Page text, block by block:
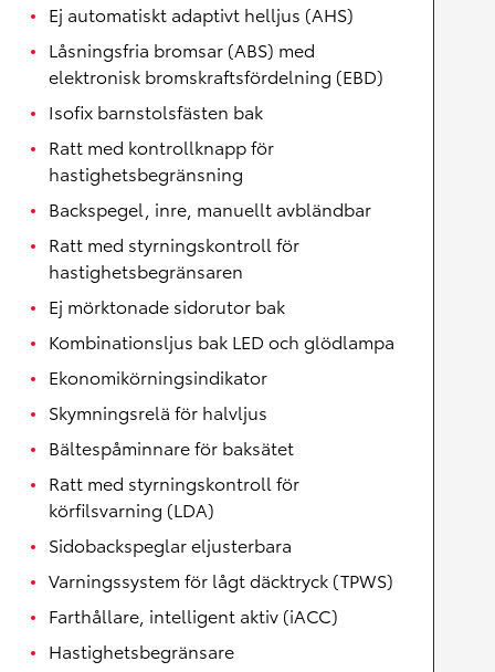
Ej automatiskt adaptivt helljus (AHS)
Låsningsfria bromsar (ABS) med
elektronisk bromskraftsfördelning (EBD)
Isofix barnstolsfästen bak
Ratt med kontrollknapp för
hastighetsbegränsning
Backspegel, inre, manuellt avbländbar
Ratt med styrningskontroll för
hastighetsbegränsaren
Ej mörktonade sidorutor bak
Kombinationsljus bak LED och glödlampa
Ekonomikörningsindikator
Skymningsrelä för halvljus
Bältespåminnare för baksätet
Ratt med styrningskontroll för
körfilsvarning (LDA)
Sidobackspeglar eljusterbara
Varningssystem för lågt däcktryck (TPWS)
Farthållare, intelligent aktiv (iACC)
Hastighetsbegränsare